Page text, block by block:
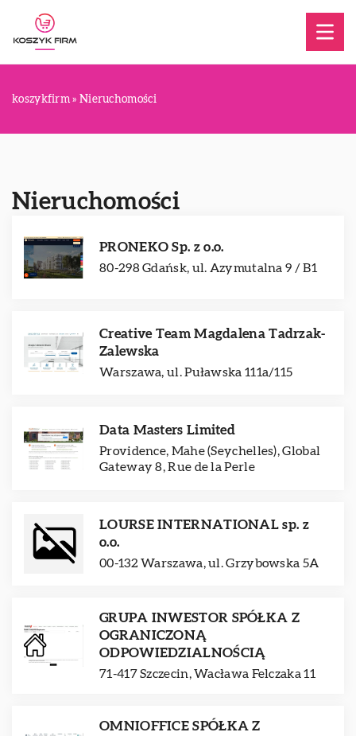
koszykfirm » Nieruchomości
Nieruchomości
PRONEKO Sp. z o.o.
80-298 Gdańsk, ul. Azymutalna 9 / B1
Creative Team Magdalena Tadrzak-
Zalewska
Warszawa, ul. Puławska 111a/115
Data Masters Limited
Providence, Mahe (Seychelles), Global
Gateway 8, Rue de la Perle
LOURSE INTERNATIONAL sp. z
o.o.
00-132 Warszawa, ul. Grzybowska 5A
GRUPA INWESTOR SPÓŁKA Z
OGRANICZONĄ
ODPOWIEDZIALNOŚCIĄ
71-417 Szczecin, Wacława Felczaka 11
OMNIOFFICE SPÓŁKA Z